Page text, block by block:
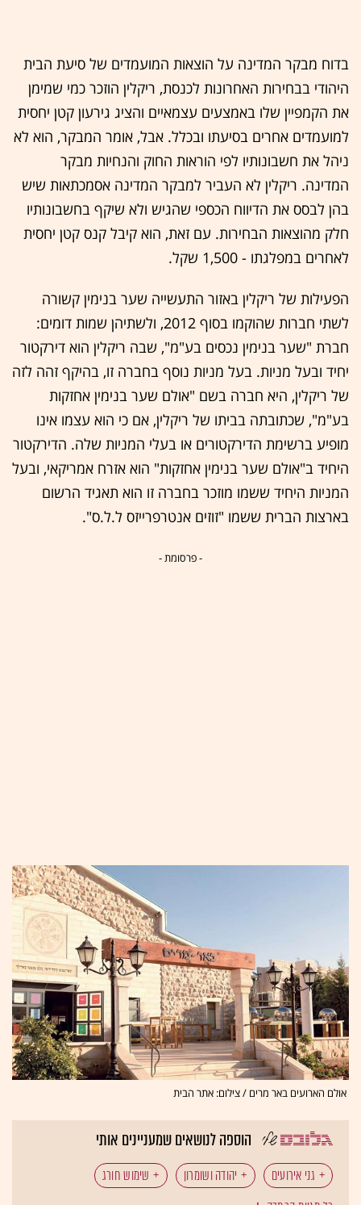
בדוח מבקר המדינה על הוצאות המועמדים של סיעת הבית
היהודי בבחירות האחרונות לכנסת, ריקלין הוזכר כמי שמימן
את הקמפיין שלו באמצעים עצמאיים והציג גירעון קטן יחסית
למועמדים אחרים בסיעתו ובכלל. אבל, אומר המבקר, הוא לא
ניהל את חשבונותיו לפי הוראות החוק והנחיות מבקר
המדינה. ריקלין לא העביר למבקר המדינה אסמכתאות שיש
בהן לבסס את הדיווח הכספי שהגיש ולא שיקף בחשבונותיו
חלק מהוצאות הבחירות. עם זאת, הוא קיבל קנס קטן יחסית
לאחרים במפלגתו - 1,500 שקל.
הפעילות של ריקלין באזור התעשייה שער בנימין קשורה
לשתי חברות שהוקמו בסוף 2012, ולשתיהן שמות דומים:
חברת "שער בנימין נכסים בע"מ", שבה ריקלין הוא דירקטור
יחיד ובעל מניות. בעל מניות נוסף בחברה זו, בהיקף זהה לזה
של ריקלין, היא חברה בשם "אולם שער בנימין אחזקות
בע"מ", שכתובתה בביתו של ריקלין, אם כי הוא עצמו אינו
מופיע ברשימת הדירקטורים או בעלי המניות שלה. הדירקטור
היחיד ב"אולם שער בנימין אחזקות" הוא אזרח אמריקאי, ובעל
המניות היחיד ששמו מוזכר בחברה זו הוא תאגיד הרשום
בארצות הברית ששמו "זוזים אנטרפרייזס ל.ל.ס".
- פרסומת -
אולם הארועים באר מרים / צילום: אתר הבית
הוספה לנושאים שמעניינים אותי
גני אירועים יהודה ושומרון
שימוש חורג